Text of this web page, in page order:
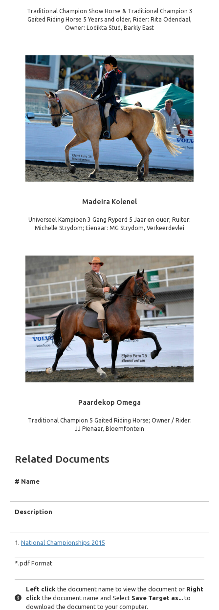
Traditional Champion Show Horse & Traditional Champion 3
Gaited Riding Horse 5 Years and older, Rider: Rita Odendaal,
Owner: Lodikta Stud, Barkly East
Madeira Kolenel
Universeel Kampioen 3 Gang Ryperd 5 Jaar en ouer; Ruiter:
Michelle Strydom; Eienaar: MG Strydom, Verkeerdevlei
Paardekop Omega
Traditional Champion 5 Gaited Riding Horse; Owner / Rider:
JJ Pienaar, Bloemfontein
Related Documents
# Name
Description
1. National Championships 2015
*.pdf Format
Left click the document name to view the document or Right
click the document name and Select Save Target as...
to
download the document to your computer.